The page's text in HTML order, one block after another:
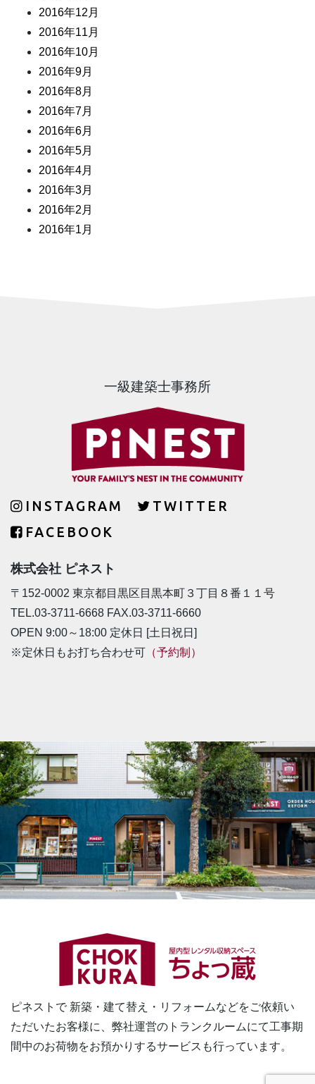
2016年12月
2016年11月
2016年10月
2016年9月
2016年8月
2016年7月
2016年6月
2016年5月
2016年4月
2016年3月
2016年2月
2016年1月
一級建築士事務所
INSTAGRAM
TWITTER
FACEBOOK
株式会社 ピネスト
〒152-0002 東京都目黒区目黒本町３丁目８番１１号
TEL.03-3711-6668 FAX.03-3711-6660
OPEN 9:00～18:00 定休日 [土日祝日]
※定休日もお打ち合わせ可 （予約制）
ピネストで 新築・建て替え・リフォームなどをご依頼い
ただいたお客様に、 弊社運営のトランクルームにて工事期
間中のお荷物をお預かりするサービスも行っています。